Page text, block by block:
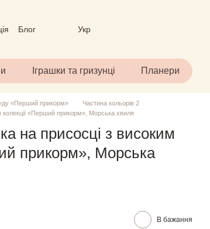
Блог
Укр
Іграшки та гризунці Планери
«Перший прикорм»
Частина кольорів 2
колекції «Перший прикорм», Морська хвиля
на присосці з високим
прикорм», Морська
В бажання